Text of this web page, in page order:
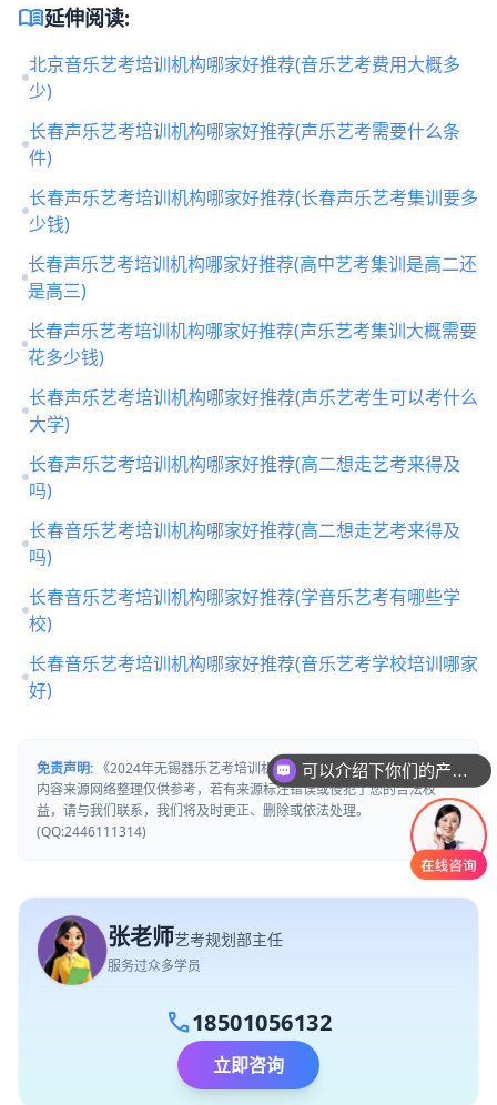
menu_book延伸阅读:
北京音乐艺考培训机构哪家好推荐(音乐艺考费用大概多
少)
长春声乐艺考培训机构哪家好推荐(声乐艺考需要什么条
件)
长春声乐艺考培训机构哪家好推荐(长春声乐艺考集训要多
少钱)
长春声乐艺考培训机构哪家好推荐(高中艺考集训是高二还
是高三)
长春声乐艺考培训机构哪家好推荐(声乐艺考集训大概需要
花多少钱)
长春声乐艺考培训机构哪家好推荐(声乐艺考生可以考什么
大学)
长春声乐艺考培训机构哪家好推荐(高二想走艺考来得及
吗)
长春音乐艺考培训机构哪家好推荐(高二想走艺考来得及
吗)
长春音乐艺考培训机构哪家好推荐(学音乐艺考有哪些学
校)
长春音乐艺考培训机构哪家好推荐(音乐艺考学校培训哪家
好)
免责声明: 《2024年无锡器乐艺考培训机构「考前集训营招生中」》文章
内容来源网络整理仅供参考，若有来源标注错误或侵犯了您的合法权
益，请与我们联系，我们将及时更正、删除或依法处理。
(QQ:2446111314)
张老师艺考规划部主任
服务过众多学员
call18501056132
立即咨询
可以介绍下你们的产品么